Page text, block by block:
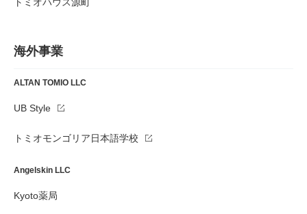
海外事業
ALTAN TOMIO LLC
UB Style
トミオモンゴリア日本語学校
Angelskin LLC
Kyoto薬局